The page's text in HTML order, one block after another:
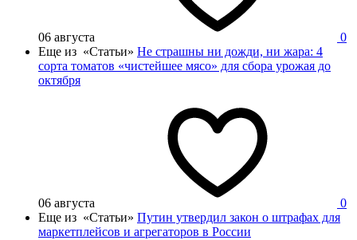
06 августа
0
Еще из «Статьи» Не страшны ни дожди, ни жара: 4
сорта томатов «чистейшее мясо» для сбора урожая до
октября
06 августа
0
Еще из «Статьи» Путин утвердил закон о штрафах для
маркетплейсов и агрегаторов в России